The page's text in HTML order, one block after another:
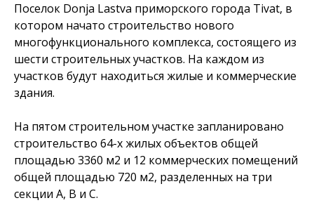
Поселок Donja Lastva приморского города Tivat, в
котором начато строительство нового
многофункционального комплекса, состоящего из
шести строительных участков. На каждом из
участков будут находиться жилые и коммерческие
здания.
На пятом строительном участке запланировано
строительство 64-х жилых объектов общей
площадью 3360 м2 и 12 коммерческих помещений
общей площадью 720 м2, разделенных на три
секции А, В и С.